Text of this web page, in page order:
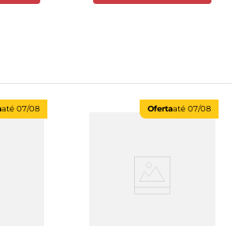
até 07/08 Ofertaaté 07/08